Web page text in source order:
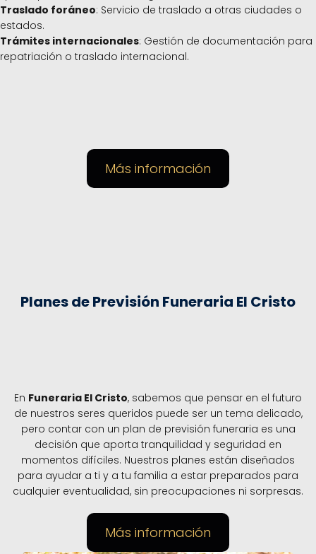
Traslado foráneo: Servicio de traslado a otras ciudades o
estados.
Trámites internacionales: Gestión de documentación para
repatriación o traslado internacional.
Más información
Planes de Previsión Funeraria El Cristo
En Funeraria El Cristo, sabemos que pensar en el futuro
de nuestros seres queridos puede ser un tema delicado,
pero contar con un plan de previsión funeraria es una
decisión que aporta tranquilidad y seguridad en
momentos difíciles. Nuestros planes están diseñados
para ayudar a ti y a tu familia a estar preparados para
cualquier eventualidad, sin preocupaciones ni sorpresas.
Más información